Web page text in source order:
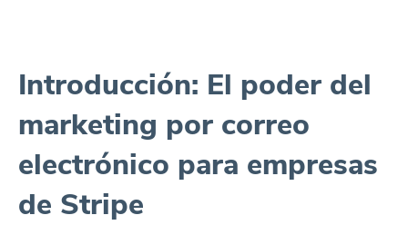
Introducción: El poder del
marketing por correo
electrónico para empresas
de Stripe